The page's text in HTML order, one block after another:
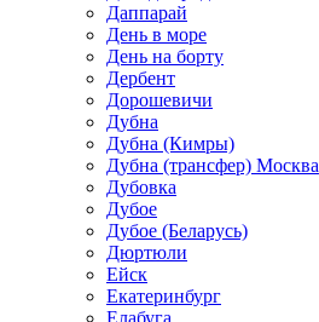
Даппарай
День в море
День на борту
Дербент
Дорошевичи
Дубна
Дубна (Кимры)
Дубна (трансфер) Москва
Дубовка
Дубое
Дубое (Беларусь)
Дюртюли
Ейск
Екатеринбург
Елабуга